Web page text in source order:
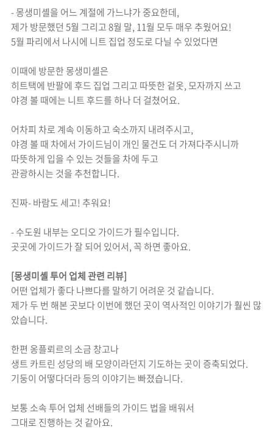
- 몽생미셸을 어느 계절에 가느냐가 중요한데,
제가 방문했던 5월 그리고 8월 말, 11월 모두 매우 추웠어요!
5월 파리에서 나시에 니트 집업 정도로 다닐 수 있었다면
이때에 방문한 몽생미셸은
히트택에 반팔에 후드 집업 그리고 따뜻한 겉옷, 모자까지 쓰고
야경 볼 때에는 니트 후드를 하나 더 걸쳤어요.
어차피 차로 계속 이동하고 숙소까지 내려주시고,
야경 볼 때 차에서 가이드님이 개인 물건도 더 가져다주시니까
따뜻하게 입을 수 있는 것들을 차에 두고
관광하시는 것을 추천합니다.
진짜- 바람도 세고! 추워요!
- 수도원 내부는 오디오 가이드가 필수입니다.
곳곳에 가이드가 잘 되어 있어서, 꼭 하면 좋아요.
[몽생미셸 투어 업체 관련 리뷰]
어떤 업체가 좋다 나쁘다를 말하기 어려운 것 같습니다.
제가 두 번 해본 곳보다 이번에 했던 곳이 역사적인 이야기가 훨씬 많
았습니다.
한편 옹플뢰르의 소금 창고나
생트 카트린 성당의 배 모양이라던지 기도하는 곳이 증축되었다.
기둥이 어떻다더라 등의 이야기는 빠졌습니다.
보통 소속 투어 업체 선배들의 가이드 법을 배워서
그대로 진행하는 것 같아요.